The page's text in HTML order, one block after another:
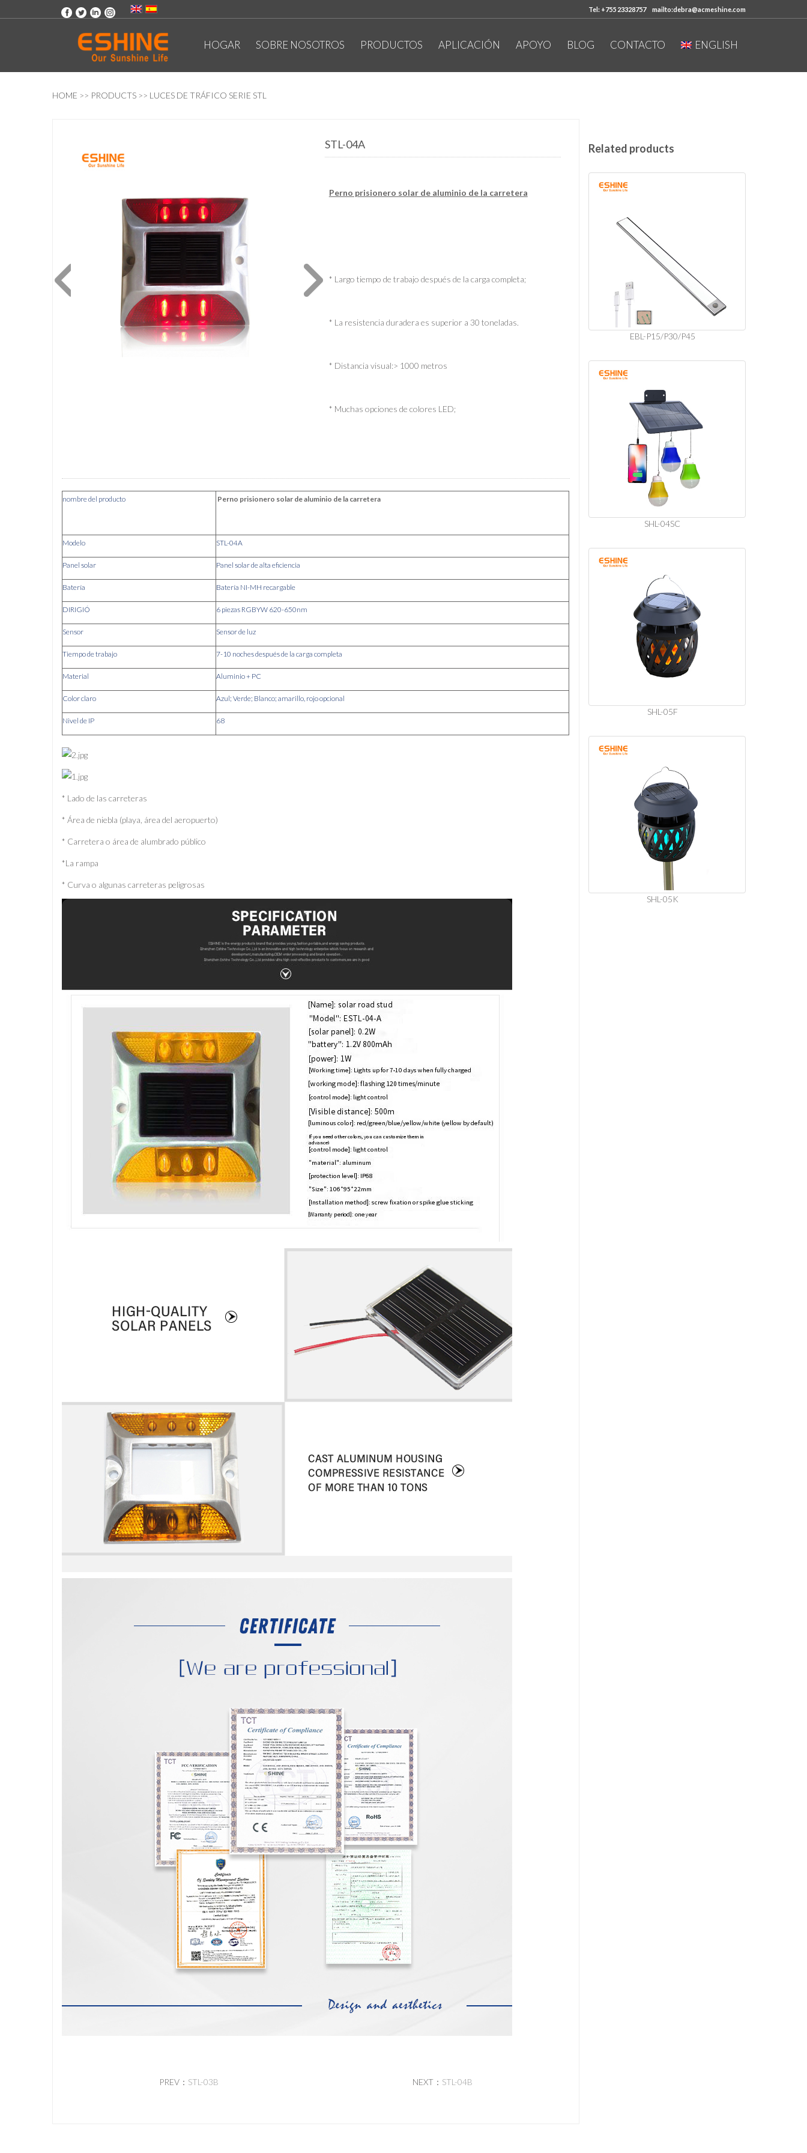
Tel: +755 23328757 mailto:debra@acmeshine.com
HOGAR SOBRE NOSOTROS PRODUCTOS APLICACIÓN APOYO BLOG CONTACTO ENGLISH
HOME >> PRODUCTS >> LUCES DE TRÁFICO SERIE STL
STL-04A
Perno prisionero solar de aluminio de la carretera
* Largo tiempo de trabajo después de la carga completa;
* La resistencia duradera es superior a 30 toneladas.
* Distancia visual:> 1000 metros
* Muchas opciones de colores LED;
nombre del producto Perno prisionero solar de aluminio de la carretera
Modelo STL-04A
Panel solar Panel solar de alta eficiencia
Batería Batería NI-MH recargable
DIRIGIÓ 6 piezas RGBYW 620-650nm
Sensor Sensor de luz
Tiempo de trabajo 7-10 noches después de la carga completa
Material Aluminio + PC
Color claro Azul; Verde; Blanco; amarillo, rojo opcional
Nivel de IP 68
* Lado de las carreteras
* Área de niebla (playa, área del aeropuerto)
* Carretera o área de alumbrado público
*La rampa
* Curva o algunas carreteras peligrosas
PREV： STL-03B NEXT： STL-04B
Related products
EBL-P15/P30/P45
SHL-04SC
SHL-05F
SHL-05K